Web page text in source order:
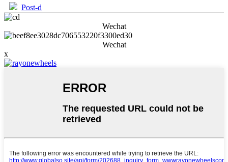
Post-d
Wechat
Wechat
x